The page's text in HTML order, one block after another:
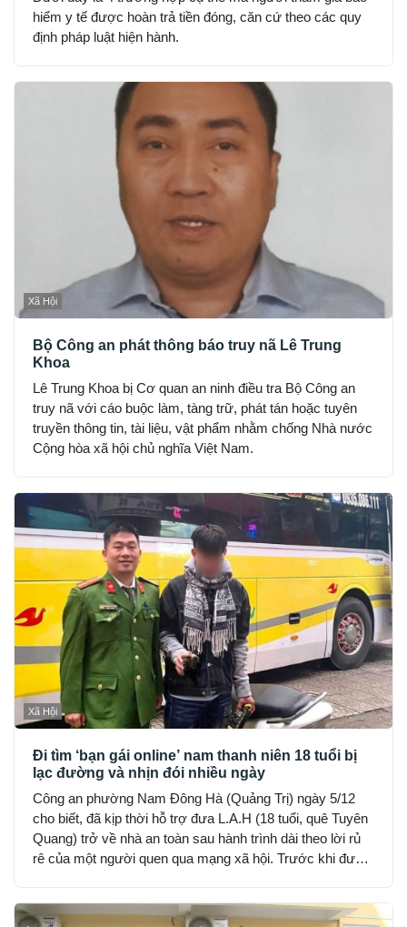
hiểm y tế được hoàn trả tiền đóng, căn cứ theo các quy
định pháp luật hiện hành.
Xã Hội
Bộ Công an phát thông báo truy nã Lê Trung
Khoa
Lê Trung Khoa bị Cơ quan an ninh điều tra Bộ Công an
truy nã với cáo buộc làm, tàng trữ, phát tán hoặc tuyên
truyền thông tin, tài liệu, vật phẩm nhằm chống Nhà nước
Cộng hòa xã hội chủ nghĩa Việt Nam.
Xã Hội
Đi tìm ‘bạn gái online’ nam thanh niên 18 tuổi bị
lạc đường và nhịn đói nhiều ngày
Công an phường Nam Đông Hà (Quảng Trị) ngày 5/12
cho biết, đã kịp thời hỗ trợ đưa L.A.H (18 tuổi, quê Tuyên
Quang) trở về nhà an toàn sau hành trình dài theo lời rủ
rê của một người quen qua mạng xã hội. Trước khi được